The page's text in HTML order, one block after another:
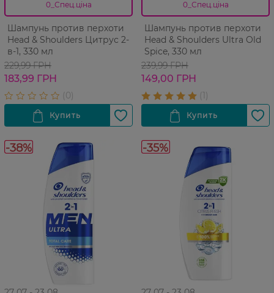
0_Спец.ціна
Шампунь против перхоти
Head & Shoulders Цитрус 2-
в-1, 330 мл
229,99 ГРН
183,99 ГРН
0_Спец.ціна
Шампунь против перхоти
Head & Shoulders Ultra Old
Spice, 330 мл
239,99 ГРН
149,00 ГРН
-38% -35%